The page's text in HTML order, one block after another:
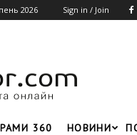
2026 Sign in / Join
360 НОВИНИ